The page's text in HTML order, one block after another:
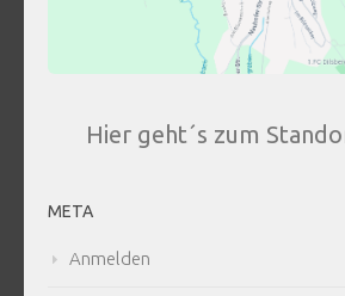
Hier geht´s zum
META
Anmelden